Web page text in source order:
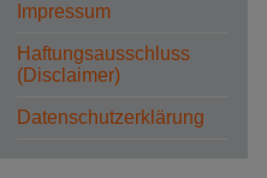
Impressum
Haftungsausschluss
(Disclaimer)
Datenschutzerklärung